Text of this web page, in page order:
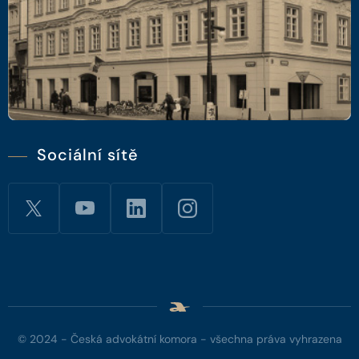
Sociální sítě
© 2024 - Česká advokátní komora - všechna práva vyhrazena